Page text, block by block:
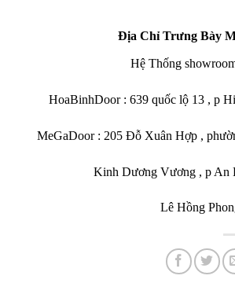
Địa Chỉ Trưng Bày
Hệ Thống
HoaBinhDoor : 639 quốc lộ 13 , p
MeGaDoor : 205 Đỗ Xuân Hợp ,
Kinh Dương Vương , p An
Lê Hồng